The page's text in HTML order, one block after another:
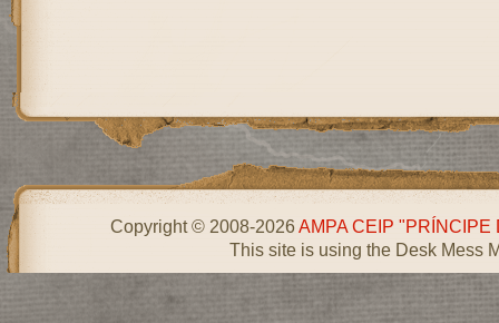
Copyright © 2008-2026AMPA CEIP "PRÍNCIPE
This site is using the Desk Mess